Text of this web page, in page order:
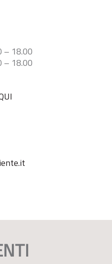
– 18.00
– 18.00